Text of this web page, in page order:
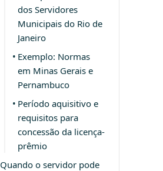
dos Servidores
Municipais do Rio de
Janeiro
Exemplo: Normas
em Minas Gerais e
Pernambuco
Período aquisitivo e
requisitos para
concessão da licença-
prêmio
Quando o servidor pode